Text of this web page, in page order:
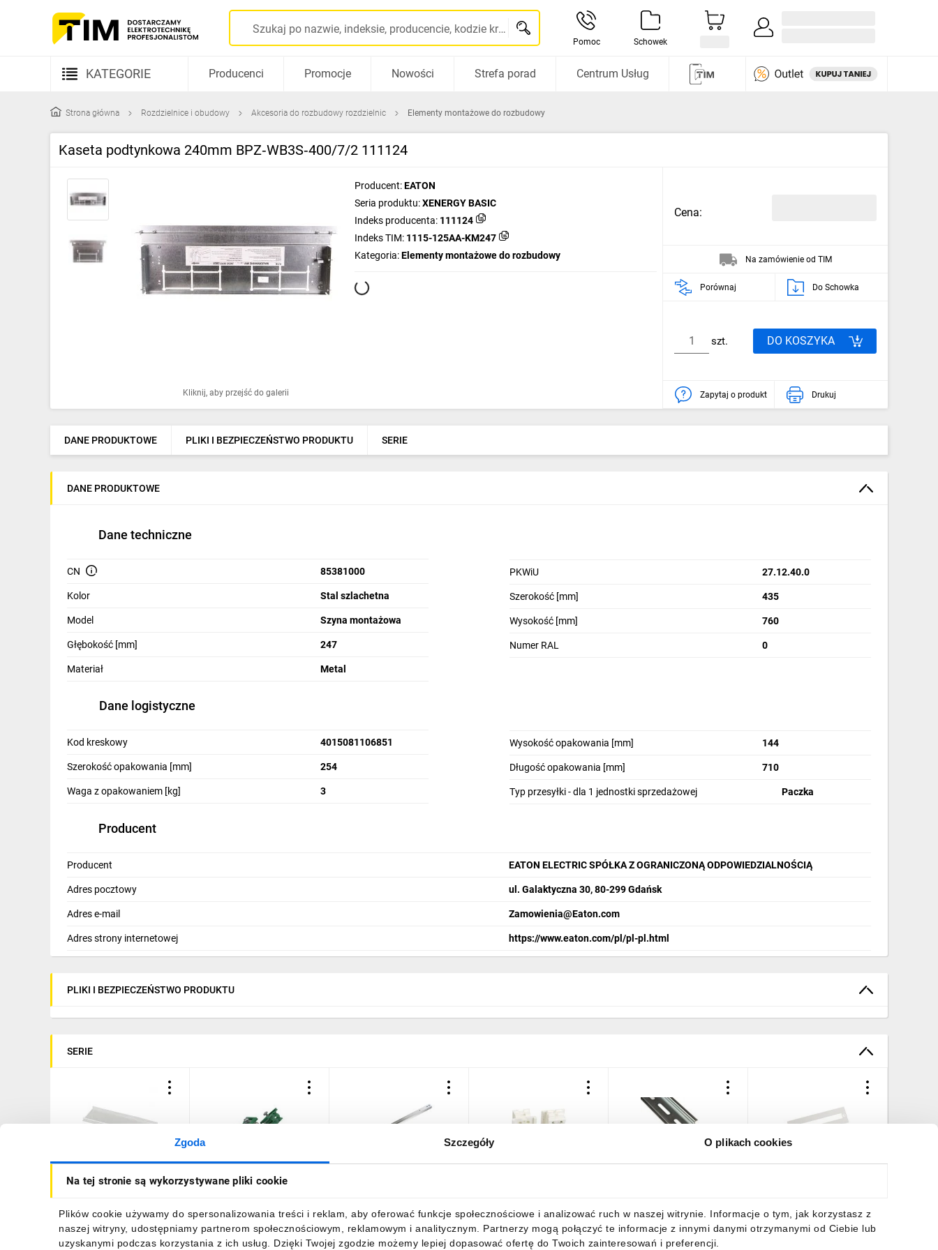
Zgoda Szczegóły O plikach cookies
Na tej stronie są wykorzystywane pliki cookie
Plików cookie używamy do spersonalizowania treści i reklam, aby oferować funkcje społecznościowe i analizować ruch w naszej witrynie. Informacje o tym, jak korzystasz z
naszej witryny, udostępniamy partnerom społecznościowym, reklamowym i analitycznym. Partnerzy mogą połączyć te informacje z innymi danymi otrzymanymi od Ciebie lub
uzyskanymi podczas korzystania z ich usług. Dzięki Twojej zgodzie możemy lepiej dopasować ofertę do Twoich zainteresowań i preferencji.
Szukaj po nazwie, indeksie, producencie, kodzie kreskowym...
Pomoc Schowek
KATEGORIE
Kable i przewody
Rozdzielnice i obudowy
Gniazda i łączniki
Ogrzewanie
Elektronarzędzia i mierniki
Dom i ogród
Odzież ochronna i BHP
Elektronika
Producenci Promocje Nowości Strefa porad Centrum Usług
Strona główna Rozdzielnice i obudowy Akcesoria do rozbudowy rozdzielnic Elementy montażowe do rozbudowy
Kaseta podtynkowa 240mm BPZ‑WB3S‑400/7/2 111124
Kliknij, aby przejść do galerii
Producent:EATON
Seria produktu:
XENERGY BASIC
Indeks producenta: 111124
Indeks TIM: 1115-125AA-KM247
Kategoria:Elementy montażowe do rozbudowy
Cena:
Na zamówienie od TIM
Porównaj Do Schowka
szt. DO KOSZYKA
Zapytaj o produkt Drukuj
DANE PRODUKTOWE PLIKI I BEZPIECZEŃSTWO PRODUKTU SERIE
DANE PRODUKTOWE
Dane techniczne
CN 85381000
Kolor Stal szlachetna
Model Szyna montażowa
Głębokość [mm] 247
Materiał Metal
PKWiU 27.12.40.0
Szerokość [mm] 435
Wysokość [mm] 760
Numer RAL 0
Dane logistyczne
Kod kreskowy 4015081106851
Szerokość opakowania [mm] 254
Waga z opakowaniem [kg] 3
Wysokość opakowania [mm] 144
Długość opakowania [mm] 710
Typ przesyłki - dla 1 jednostki sprzedażowej Paczka
Producent
Producent EATON ELECTRIC SPÓŁKA Z OGRANICZONĄ ODPOWIEDZIALNOŚCIĄ
Adres pocztowy ul. Galaktyczna 30, 80-299 Gdańsk
Adres e-mail Zamowienia@Eaton.com
Adres strony internetowej https://www.eaton.com/pl/pl-pl.html
PLIKI I BEZPIECZEŃSTWO PRODUKTU
SERIE
Listwa osłonowa 45mm
szara NBP-1000 275413
26,54 złbrutto
Element mocujący
uziemiający (2szt.) BEL01
49,69 zł brutto 26,74 zł brutto 28,46 złbrutto
053030
28,27 zł brutto
BPZ-FP-600/150-45
286684
85,39 złbrutto